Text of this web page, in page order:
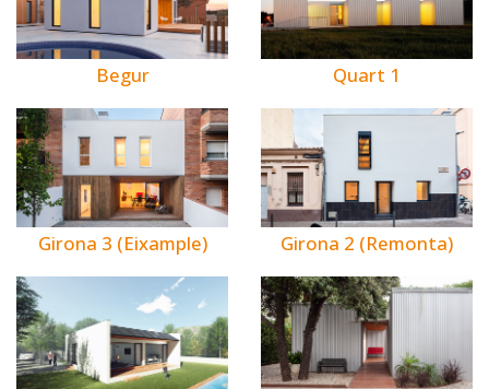
Begur Quart 1
Girona 3 (Eixample) Girona 2 (Remonta)